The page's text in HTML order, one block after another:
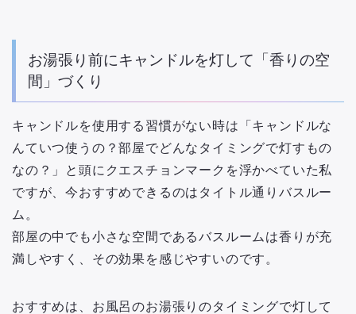
お湯張り前にキャンドルを灯して「香りの空
間」づくり
キャンドルを使用する習慣がない時は「キャンドルな
んていつ使うの？部屋でどんなタイミングで灯すもの
なの？」と頭にクエスチョンマークを浮かべていた私
ですが、今おすすめできるのはタイトル通りバスルー
ム。
部屋の中でも小さな空間であるバスルームは香りが充
満しやすく、その効果を感じやすいのです。
おすすめは、お風呂のお湯張りのタイミングで灯して